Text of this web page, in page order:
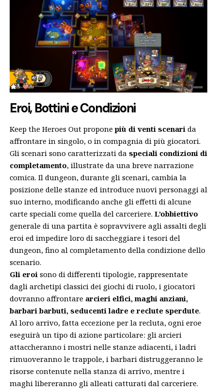
Eroi, Bottini e Condizioni
Keep the Heroes Out proponepiù di venti scenari da
affrontare in singolo, o in compagnia di più giocatori.
Gli scenari sono caratterizzati da speciali condizioni di
completamento, illustrate da una breve narrazione
comica. Il dungeon, durante gli scenari, cambia la
posizione delle stanze ed introduce nuovi personaggi al
suo interno, modificando anche gli effetti di alcune
carte speciali come quella del carceriere. L’obbiettivo
generale di una partita è sopravvivere agli assalti degli
eroi ed impedire loro di saccheggiare i tesori del
dungeon, fino al completamento della condizione dello
scenario.
Gli eroi sono di differenti tipologie, rappresentate
dagli archetipi classici dei giochi di ruolo, i giocatori
dovranno affrontare arcieri elfici, maghi anziani,
barbari barbuti, seducenti ladre e reclute sperdute.
Al loro arrivo, fatta eccezione per la recluta, ogni eroe
eseguirà un tipo di azione particolare: gli arcieri
attaccheranno i mostri nelle stanze adiacenti, i ladri
rimuoveranno le trappole, i barbari distruggeranno le
risorse contenute nella stanza di arrivo, mentre i
maghi libereranno gli alleati catturati dal carceriere.